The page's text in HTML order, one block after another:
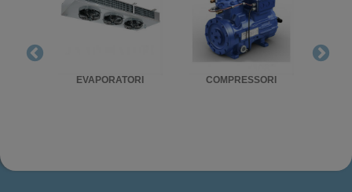
EVAPORATORI COMPRESSORI